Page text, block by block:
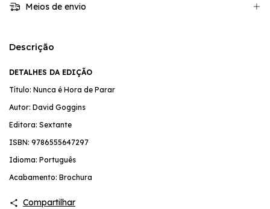
Meios de envio
Descrição
DETALHES DA EDIÇÃO
Título: Nunca é Hora de Parar
Autor: David Goggins
Editora: Sextante
ISBN: 9786555647297
Idioma: Português
Acabamento: Brochura
Compartilhar